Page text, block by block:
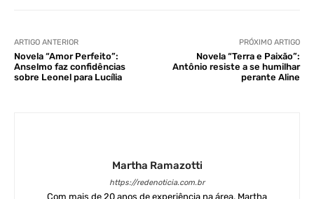
ARTIGO ANTERIOR
Novela “Amor Perfeito”:
Anselmo faz confidências
sobre Leonel para Lucília
PRÓXIMO ARTIGO
Novela “Terra e Paixão”:
Antônio resiste a se humilhar
perante Aline
Martha Ramazotti
https://redenoticia.com.br
Com mais de 20 anos de experiência na área, Martha